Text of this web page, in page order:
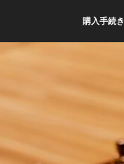
購入手続き